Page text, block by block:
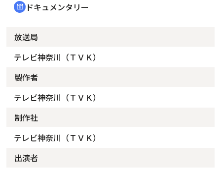
cinematic_blur ドキュメンタリー
放送局
テレビ神奈川（ＴＶＫ）
製作者
テレビ神奈川（ＴＶＫ）
制作社
テレビ神奈川（ＴＶＫ）
出演者